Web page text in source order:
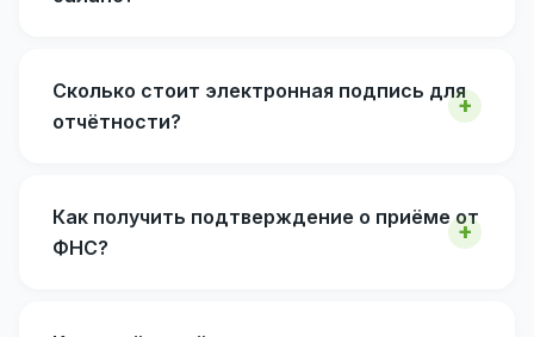
Сколько стоит электронная подпись для
отчётности?
Как получить подтверждение о приёме от
ФНС?